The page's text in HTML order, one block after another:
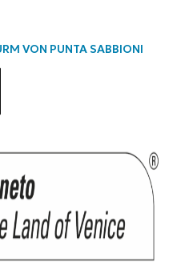
VON PUNTA SABBIONI